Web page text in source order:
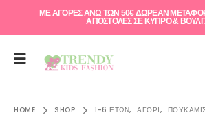
ΜΕ ΑΓΟΡΕΣ ΑΝΩ ΤΩΝ 50€ ΔΩΡΕΑΝ
ΑΠΟΣΤΟΛΕΣ ΣΕ ΚΥΠΡΟ &
HOME SHOP 1-6 ΕΤΏΝ, ΑΓΌΡΙ,